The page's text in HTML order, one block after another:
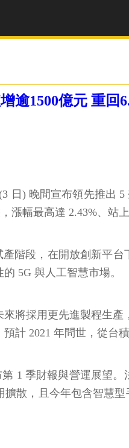
逾1500億元 重回
日) 晚間宣布領先推出
漲幅最高達 2.43%、站
階段，在開放創新平
5G 與人工智慧市場。
將採用更先進製程生
計 2021 年問世，從台
1 季財報與營運展望
散，且今年包含智慧